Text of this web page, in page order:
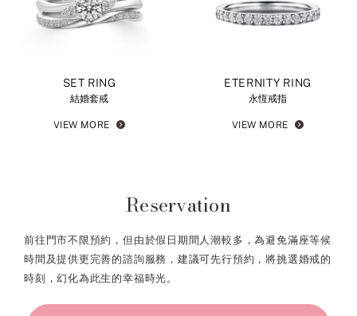
SET RING
結婚套戒
VIEW MORE
ETERNITY RING
永恆戒指
VIEW MORE
Reservation
前往門市不限預約，但由於假日期間人潮較多，為避免滿座等候
時間及提供更完善的諮詢服務，建議可先行預約，將挑選婚戒的
時刻，幻化為此生的幸福時光。